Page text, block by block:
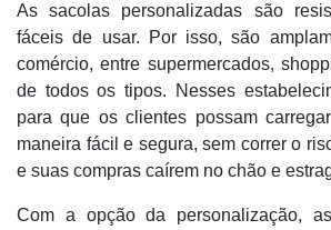
As sacolas personalizadas são
fáceis de usar. Por isso, são
comércio, entre supermercados,
de todos os tipos. Nesses
para que os clientes possam
maneira fácil e segura, sem correr o
e suas compras caírem no chão e
Com a opção da personalização,